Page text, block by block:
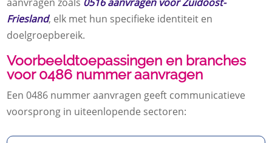
Friesland, elk met hun specifieke identiteit en
doelgroepbereik.
Voorbeeldtoepassingen en branches
voor 0486 nummer aanvragen
Een 0486 nummer aanvragen geeft communicatieve
voorsprong in uiteenlopende sectoren: